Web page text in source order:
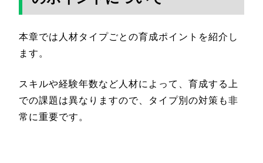
本章では人材タイプごとの育成ポイントを紹介し
ます。
スキルや経験年数など人材によって、育成する上
での課題は異なりますので、タイプ別の対策も非
常に重要です。